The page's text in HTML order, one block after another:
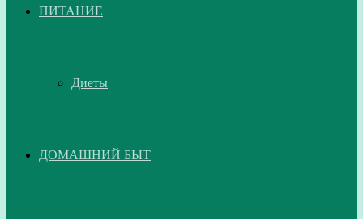
ПИТАНИЕ
Диеты
ДОМАШНИЙ БЫТ